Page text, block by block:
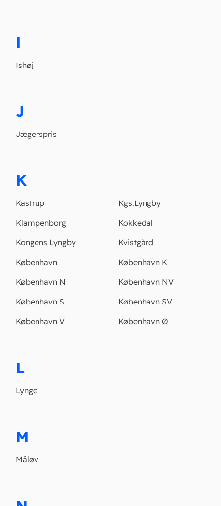
I
Ishøj
J
Jægerspris
K
Kastrup
Kgs.Lyngby
Klampenborg
Kokkedal
Kongens Lyngby
Kvistgård
København
København K
København N
København NV
København S
København SV
København V
København Ø
L
Lynge
M
Måløv